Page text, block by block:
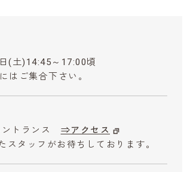
(土)14:45～17:00頃
はご集合下さい。
ントランス ⇒アクセス
スタッフがお待ちしております。